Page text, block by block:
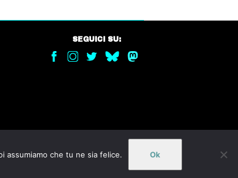
SEGUICI SU:
assumiamo che tu ne sia felice. Ok